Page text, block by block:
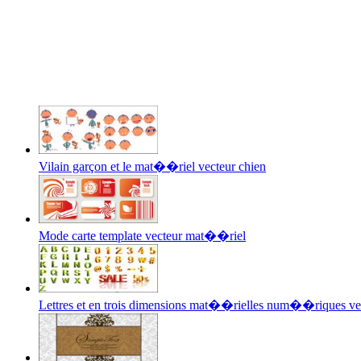
Vilain garçon et le mat��riel vecteur chien
Mode carte template vecteur mat��riel
Lettres et en trois dimensions mat��rielles num��riques